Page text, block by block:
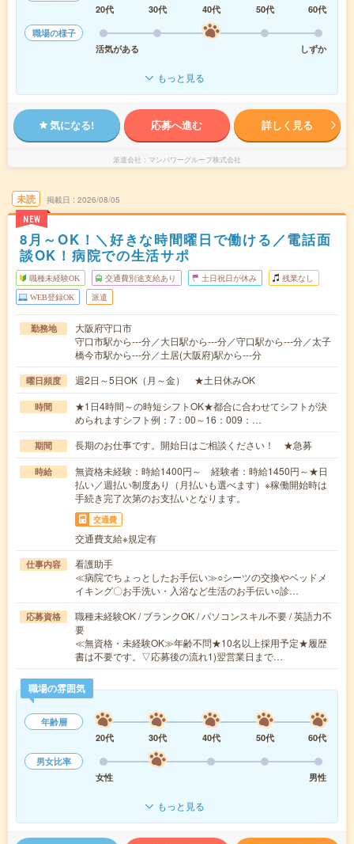
20代
30代 40代 50代
60代
職場の様子
活気がある
しずか
もっと見る
気になる! 応募へ進む 詳しく見る
派遣会社 マンパワーグループ株式会社
未読
NEW
掲載日 2026/08/05
8月～OK！＼好きな時間曜日で働ける／電話面
談OK！病院での生活サポ
職種未経験OK 交通費別途支給あり 土日祝日が休み 残業なし
WEB登録OK 派遣
勤務地
大阪府守口市
守口市駅から---分／大日駅から---分／守口駅から---分／太子
橋今市駅から---分／土居(大阪府)駅から---分
曜日頻度 週2日～5日OK（月～金） ★土日休みOK
時間
★1日4時間～の時短シフトOK★都合に合わせてシフトが決
められますシフト例：7：00～16：009：…
期間 長期のお仕事です。開始日はご相談ください！ ★急募
時給
無資格未経験：時給1400円～ 経験者：時給1450円～★日
払い／週払い制度あり（月払いも選べます）※稼働開始時は
手続き完了次第のお支払いとなります。
交通費
交通費支給※規定有
仕事内容
看護助手
≪病院でちょっとしたお手伝い≫○シーツの交換やベッドメ
イキング〇お手洗い・入浴など生活のお手伝い○診…
応募資格
職種未経験OK / ブランクOK / パソコンスキル不要 / 英語力不
要
≪無資格・未経験OK≫年齢不問★10名以上採用予定★履歴
書は不要です。▽応募後の流れ1)翌営業日まで…
職場の雰囲気
年齢層
20代
30代 40代 50代
60代
男女比率
女性
男性
もっと見る